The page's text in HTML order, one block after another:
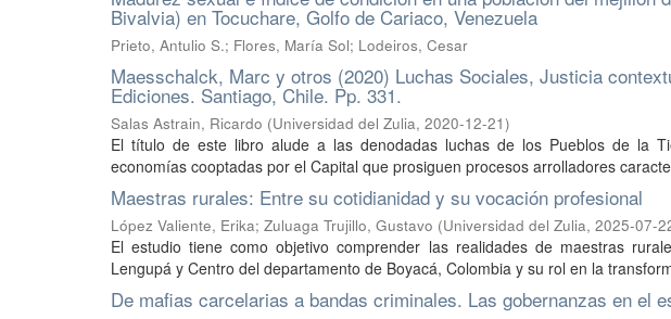
Bivalvia) en Tocuchare, Golfo de Cariaco, Venezuela
Prieto, Antulio S.; Flores, María Sol; Lodeiros, Cesar
Maesschalck, Marc y otros (2020) Luchas Sociales, Justicia
Ediciones. Santiago, Chile. Pp. 331.
Salas Astrain, Ricardo (Universidad del Zulia, 2020-12-21)
El título de este libro alude a las denodadas luchas de los Pueblos de la
economías cooptadas por el Capital que prosiguen procesos arrolladores
Maestras rurales: Entre su cotidianidad y su vocación profesional
López Valiente, Erika; Zuluaga Trujillo, Gustavo (Universidad del Zulia, 2025-07-
El estudio tiene como objetivo comprender las realidades de maestras
Lengupá y Centro del departamento de Boyacá, Colombia y su rol en la
De mafias carcelarias a bandas criminales. Las gobernanzas en el